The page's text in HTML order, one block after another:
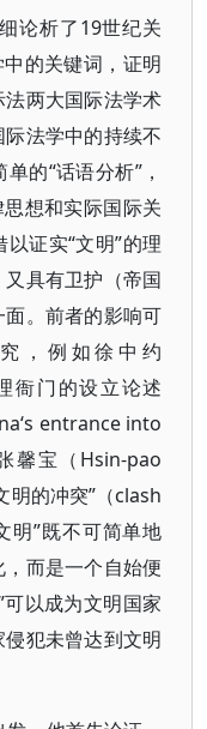
论析了19世纪关
的关键词，证明
两大国际法学术
法学中的持续不
的“话语分析”，
想和实际国际关
证实“文明”的理
具有卫护（帝国
。前者的影响可
，例如徐中约
衙门的设立论述
entrance into
馨宝（Hsin-pao
明的冲突”（clash
明”既不可简单地
而是一个自始便
以成为文明国家
犯未曾达到文明